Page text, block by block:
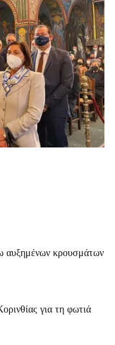
αυξημένων κρουσμάτων
για τη φωτιά